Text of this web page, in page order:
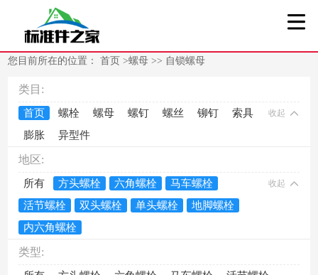
您目前所在的位置：首页>螺母 >> 自锁螺母
类目:
首页 螺栓 螺母 螺钉 螺丝 铆钉
索具
膨胀
异型件
收起
地区:
所有 方头螺栓 六角螺栓
马车螺栓
活节螺栓
双头螺栓 单头螺栓
地脚螺栓
内六角螺栓
收起
类型: